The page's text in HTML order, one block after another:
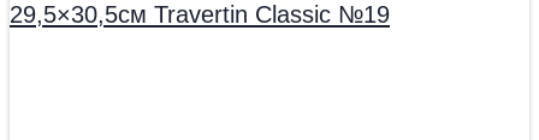
29,5×30,5см Travertin Classic №19